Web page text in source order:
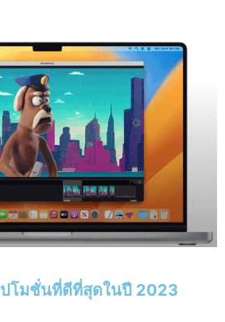
โมชั่นที่ดีที่สุดในปี 2023